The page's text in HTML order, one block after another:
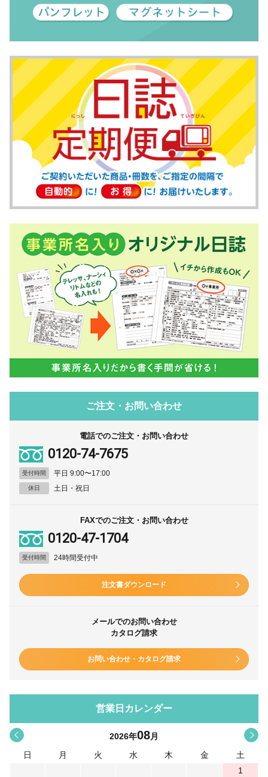
ご注文・お問い合わせ
電話でのご注文・お問い合わせ
0120-74-7675
受付時間 平日 9:00〜17:00
休日 土日・祝日
FAXでのご注文・お問い合わせ
0120-47-1704
受付時間 24時間受付中
注文書ダウンロード
メールでのお問い合わせ
カタログ請求
お問い合わせ・カタログ請求
営業日カレンダー
< 2026年08月
日
月 火 水 木 金
土
1